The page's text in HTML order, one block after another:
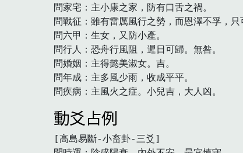
問家宅：主小康之家，防有口舌之禍。
問戰征：雖有雷厲風行之勢，而恩澤不孚，只
問六甲：生女，又防小產。
問行人：恐舟行風阻，遲日可歸。無咎。
問婚姻：主得懿美淑女。吉。
問年成：主多風少雨，收成平平。
問疾病：主風火之症。小兒吉，大人凶。
動爻占例
[高島易斷-小畜卦-三爻]